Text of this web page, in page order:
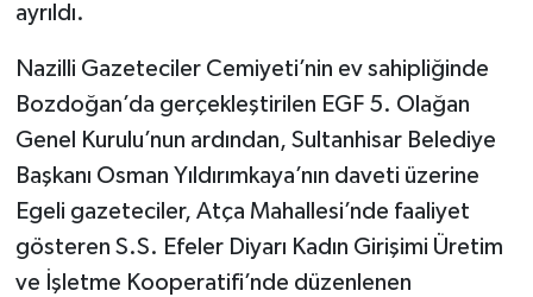
ayrıldı.
Nazilli Gazeteciler Cemiyeti’nin ev sahipliğinde
Bozdoğan’da gerçekleştirilen EGF 5. Olağan
Genel Kurulu’nun ardından, Sultanhisar Belediye
Başkanı Osman Yıldırımkaya’nın daveti üzerine
Egeli gazeteciler, Atça Mahallesi’nde faaliyet
gösteren S.S. Efeler Diyarı Kadın Girişimi Üretim
ve İşletme Kooperatifi’nde düzenlenen